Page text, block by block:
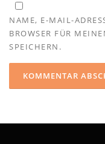
NAME, E-MAIL-
BROWSER FÜR
SPEICHERN.